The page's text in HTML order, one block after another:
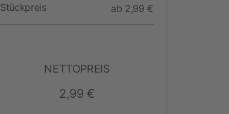
Stückpreis ab 2,99 €
NETTOPREIS
2,99 €